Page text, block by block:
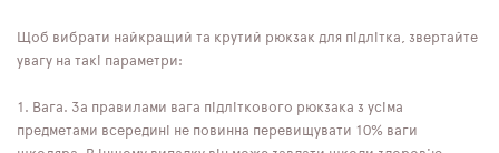
Щоб вибрати найкращий та крутий рюкзак для підлітка, звертайте
увагу на такі параметри:
Вага. За правилами вага підліткового рюкзака з усіма
предметами всередині не повинна перевищувати 10% ваги